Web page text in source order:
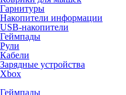
Гарнитуры
Накопители информации
USB-накопители
Геймпады
Рули
Кабели
Зарядные устройства
Xbox
Геймпады